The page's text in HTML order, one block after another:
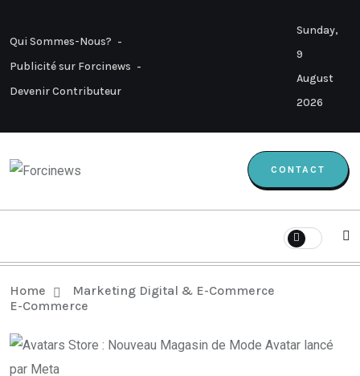
Qui Sommes-Nous?
Publicité sur Forcinews
Devenir Contributeur
Sunday,
9
August
2026
CONTACT
Home
Marketing Digital & E-Commerce
E-Commerce